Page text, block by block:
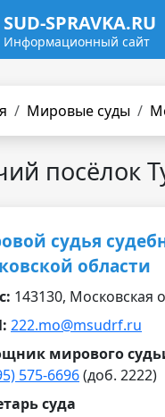
SUD-SPRAVKA.RU
Информационный сайт
Мировые суды
посёлок
судья
области
143130, Московская
222.mo@msudrf.ru
мирового
575-6696(доб. 2222)
суда